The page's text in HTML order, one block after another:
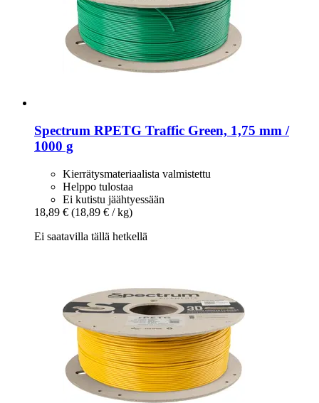
Spectrum RPETG Traffic Green, 1,75 mm /
1000 g
Kierrätysmateriaalista valmistettu
Helppo tulostaa
Ei kutistu jäähtyessään
18,89 € (18,89 € / kg)
Ei saatavilla tällä hetkellä